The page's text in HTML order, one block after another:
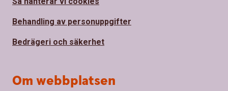
Behandling av personuppgifter
Bedrägeri och säkerhet
Om webbplatsen